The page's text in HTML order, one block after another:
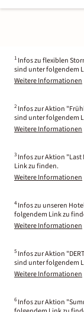
1 Infos zu flexiblen
sind unter folgendem
Weitere Informationen
2 Infos zur Aktion
sind unter folgendem
Weitere Informationen
3 Infos zur Aktion
Link zu finden.
Weitere Informationen
4 Infos zu unseren
folgendem Link zu
Weitere Informationen
5 Infos zur Aktion
sind unter folgendem
Weitere Informationen
6 Infos zur Aktion